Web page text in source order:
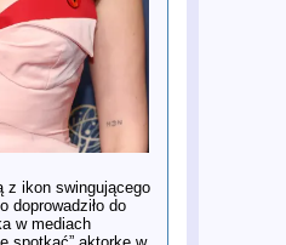
Kompletna
Beatles z Conanem
Kompletna
Beatles z Conanem
(Część II)
Pete'a Besta z
w filmach o The
Mendesa
Soul zespołu The
o The Beatles
trafi na BBC
z ikon swingującego
doprowadziło do
w mediach